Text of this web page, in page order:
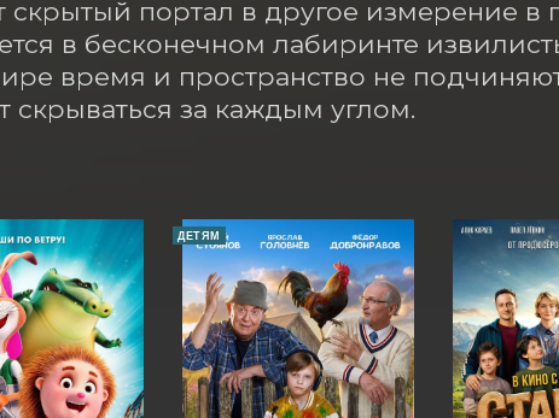
портал в другое измерение в
в бесконечном лабиринте
время и пространство не
скрываться за каждым углом.
ДЕТЯМ